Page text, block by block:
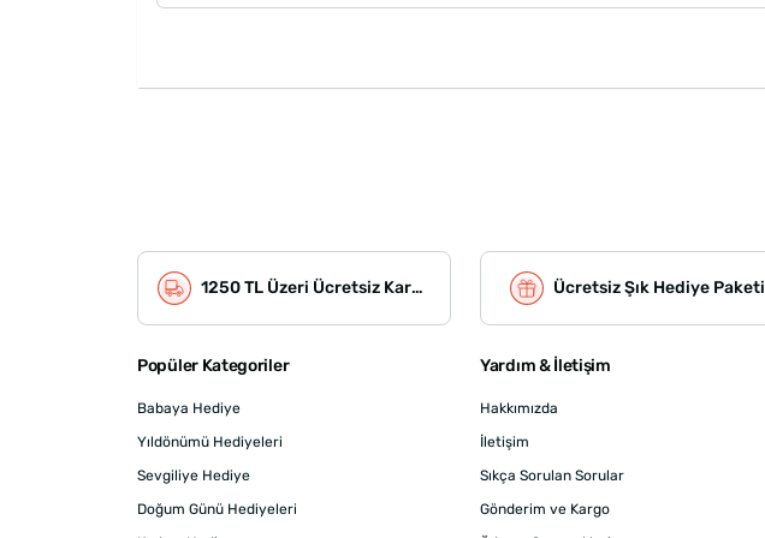
1250 TL Üzeri Ücretsiz Kargo Ücretsiz Şık Hediye Paketi
Popüler Kategoriler
Babaya Hediye
Yıldönümü Hediyeleri
Sevgiliye Hediye
Doğum Günü Hediyeleri
Yardım & İletişim
Hakkımızda
İletişim
Sıkça Sorulan Sorular
Gönderim ve Kargo